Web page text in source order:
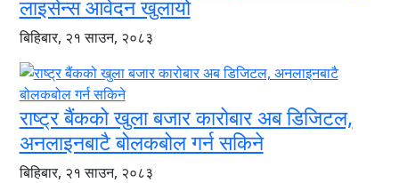
लाइसेन्स आवेदन खुलायो
बिहिबार, २१ साउन, २०८३
राष्ट्र बैंकको खुला बजार कारोबार अब डिजिटल,
अनलाइनबाटै बोलकबोल गर्न सकिने
बिहिबार, २१ साउन, २०८३